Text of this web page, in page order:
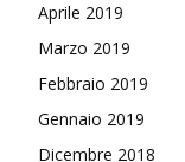
Aprile 2019
Marzo 2019
Febbraio 2019
Gennaio 2019
Dicembre 2018